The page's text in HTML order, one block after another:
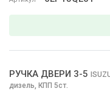
РУЧКА ДВЕРИ 3-5
дизель, КПП 5ст.